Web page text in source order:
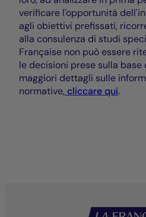
verificare l'opportunità
agli obiettivi prefissati,
alla consulenza di studi
Française non può essere
le decisioni prese sulla base
maggiori dettagli sulle
normative, cliccare qui.